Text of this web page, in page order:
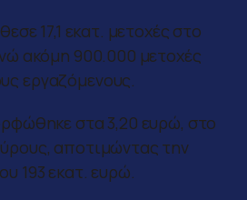
17,1 εκατ. μετοχές στο
ακόμη 900.000 μετοχές
εργαζόμενους.
στα 3,20 ευρώ, στο
αποτιμώντας την
193 εκατ. ευρώ.